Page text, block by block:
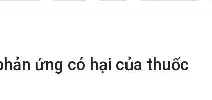
ứng có hại của thuốc